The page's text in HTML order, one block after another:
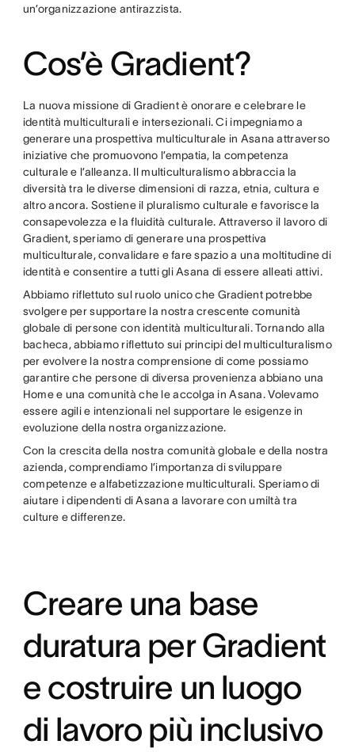
un’organizzazione antirazzista.
Cos’è Gradient?
La nuova missione di Gradient è onorare e celebrare le
identità multiculturali e intersezionali. Ci impegniamo a
generare una prospettiva multiculturale in Asana attraverso
iniziative che promuovono l’empatia, la competenza
culturale e l’alleanza. Il multiculturalismo abbraccia la
diversità tra le diverse dimensioni di razza, etnia, cultura e
altro ancora. Sostiene il pluralismo culturale e favorisce la
consapevolezza e la fluidità culturale. Attraverso il lavoro di
Gradient, speriamo di generare una prospettiva
multiculturale, convalidare e fare spazio a una moltitudine di
identità e consentire a tutti gli Asana di essere alleati attivi.
Abbiamo riflettuto sul ruolo unico che Gradient potrebbe
svolgere per supportare la nostra crescente comunità
globale di persone con identità multiculturali. Tornando alla
bacheca, abbiamo riflettuto sui principi del multiculturalismo
per evolvere la nostra comprensione di come possiamo
garantire che persone di diversa provenienza abbiano una
Home e una comunità che le accolga in Asana. Volevamo
essere agili e intenzionali nel supportare le esigenze in
evoluzione della nostra organizzazione.
Con la crescita della nostra comunità globale e della nostra
azienda, comprendiamo l’importanza di sviluppare
competenze e alfabetizzazione multiculturali. Speriamo di
aiutare i dipendenti di Asana a lavorare con umiltà tra
culture e differenze.
Creare una base
duratura per Gradient
e costruire un luogo
di lavoro più inclusivo